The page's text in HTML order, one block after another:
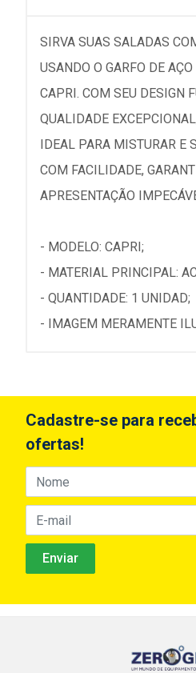
SIRVA SUAS SALADAS
USANDO O GARFO DE
CAPRI. COM SEU DESIGN
QUALIDADE
IDEAL PARA MISTURAR E
COM FACILIDADE,
APRESENTAÇÃO
- MODELO: CAPRI;
- MATERIAL PRINCIPAL:
- QUANTIDADE: 1 UNIDAD;
- IMAGEM MERAMENTE
Cadastre-se para
ofertas!